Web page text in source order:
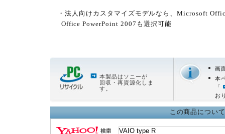
・法人向けカスタマイズモデルなら、Microsoft
Office PowerPoint 2007も選択可能
本製品はソニーが
回収・再資源化しま
す。
画
本
「
お
この商品につい